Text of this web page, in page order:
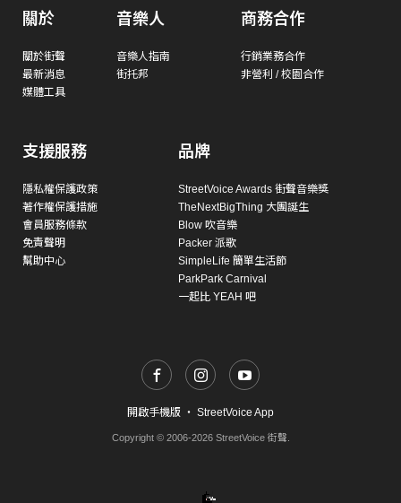
關於
關於街聲
最新消息
媒體工具
音樂人
音樂人指南
街托邦
商務合作
行銷業務合作
非營利 / 校園合作
支援服務
隱私權保護政策
著作權保護措施
會員服務條款
免責聲明
幫助中心
品牌
StreetVoice Awards 街聲音樂獎
TheNextBigThing 大團誕生
Blow 吹音樂
Packer 派歌
SimpleLife 簡單生活節
ParkPark Carnival
一起比 YEAH 吧
開啟手機版 ・ StreetVoice App
Copyright © 2006-2026 StreetVoice 街聲.